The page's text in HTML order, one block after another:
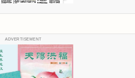
ADVERTISEMENT